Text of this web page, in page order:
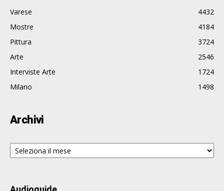
Varese
4432
Mostre
4184
Pittura
3724
Arte
2546
Interviste Arte
1724
Milano
1498
Archivi
Archivi